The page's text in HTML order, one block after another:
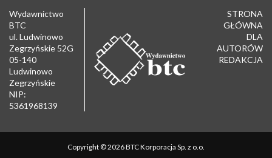
Wydawnictwo
BTC
ul. Ludwinowo
Zegrzyńskie 52G
05-140
Ludwinowo
Zegrzyńskie
NIP:
5361968139
STRONA
GŁÓWNA
DLA
AUTORÓW
REDAKCJA
Copyright © 2026 BTC Korporacja Sp. z o.o.